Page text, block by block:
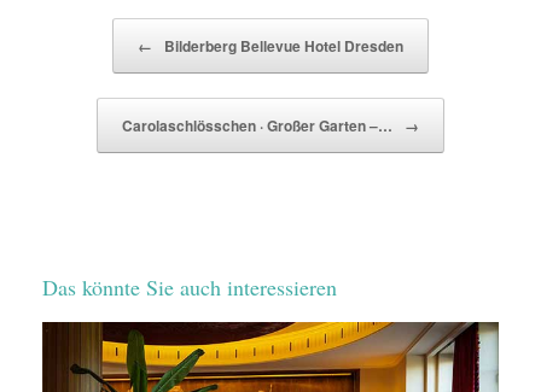
← Bilderberg Bellevue Hotel Dresden
Carolaschlösschen · Großer Garten –… →
Das könnte Sie auch interessieren